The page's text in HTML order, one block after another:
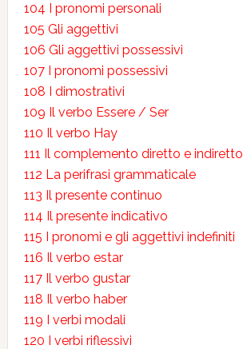
104 I pronomi personali
105 Gli aggettivi
106 Gli aggettivi possessivi
107 I pronomi possessivi
108 I dimostrativi
109 Il verbo Essere / Ser
110 Il verbo Hay
111 Il complemento diretto e indiretto
112 La perifrasi grammaticale
113 Il presente continuo
114 Il presente indicativo
115 I pronomi e gli aggettivi indefiniti
116 Il verbo estar
117 Il verbo gustar
118 Il verbo haber
119 I verbi modali
120 I verbi riflessivi